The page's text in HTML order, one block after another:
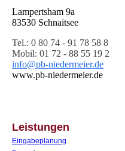
Lampertsham 9a
83530 Schnaitsee
Tel.: 0 80 74 - 91 78 58 8
Mobil: 01 72 - 88 55 19 2
info@pb-niedermeier.de
www.pb-niedermeier.de
Leistungen
Eingabeplanung